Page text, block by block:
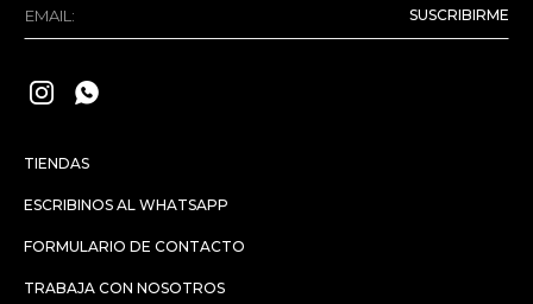
TIENDAS
ESCRIBINOS AL WHATSAPP
FORMULARIO DE CONTACTO
TRABAJA CON NOSOTROS
SUSCRIBIRME
 